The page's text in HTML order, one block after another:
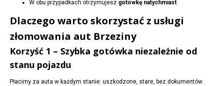
W obu przypadkach otrzymujesz gotówkę natychmiast
Dlaczego warto skorzystać z usługi
złomowania aut Brzeziny
Korzyść 1 – Szybka gotówka niezależnie od
stanu pojazdu
Płacimy za auta w każdym stanie: uszkodzone, stare, bez dokumentów.